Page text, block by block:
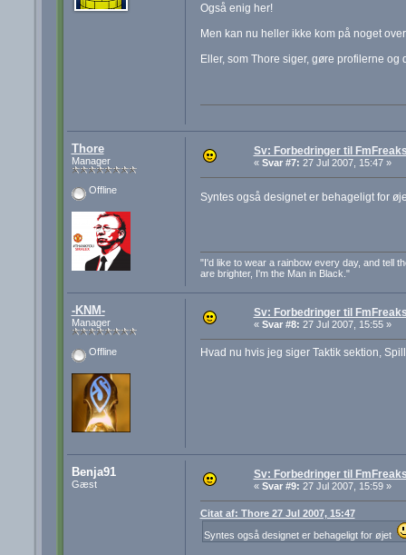
Også enig her!
Men kan nu heller ikke kom på noget
Eller, som Thore siger, gøre profilerne og
Thore
Manager
Offline
Sv: Forbedringer til
« Svar #7: 27 Jul 2007, 15:47 »
Syntes også designet er behageligt for
"I'd like to wear a rainbow every day, and tell
are brighter, I'm the Man in Black."
-KNM-
Manager
Offline
Sv: Forbedringer til
« Svar #8: 27 Jul 2007, 15:55 »
Hvad nu hvis jeg siger Taktik sektion,
Benja91
Gæst
Sv: Forbedringer til
« Svar #9: 27 Jul 2007, 15:59 »
Citat af: Thore 27 Jul 2007, 15:47
Syntes også designet er behageligt for øjet